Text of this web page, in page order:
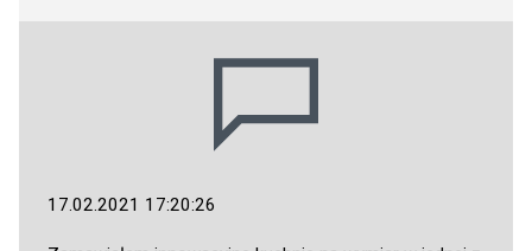
17.02.2021 17:20:26